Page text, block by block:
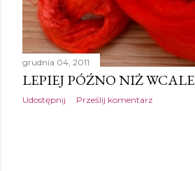
grudnia 04, 2011
LEPIEJ PÓŹNO NIŻ WCALE
Udostępnij Prześlij komentarz